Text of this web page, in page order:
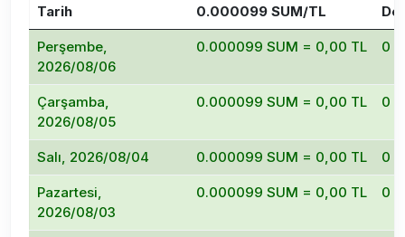
Tarih 0.000099 SUM/TL
Perşembe,
2026/08/06
0.000099 SUM = 0,00 TL 0
Çarşamba,
2026/08/05
0.000099 SUM = 0,00 TL 0
Salı, 2026/08/04 0.000099 SUM = 0,00 TL 0
Pazartesi,
2026/08/03
0.000099 SUM = 0,00 TL 0